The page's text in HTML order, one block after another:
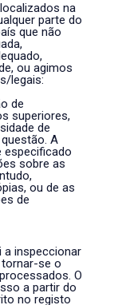
na
parte do
que não
ou agimos
legais:
de
superiores,
de
A
especificado
sobre as
ou de as
de
a inspeccionar
se o
O
a partir do
no registo